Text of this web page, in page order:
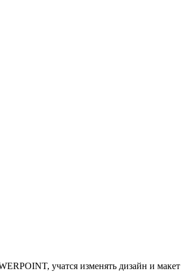
учатся изменять дизайн и макет